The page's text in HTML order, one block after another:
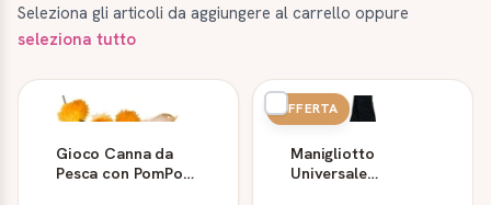
Seleziona gli articoli da aggiungere al carrello oppure
seleziona tutto
Gioco Canna da
Pesca con PomPom
OFFERTA
Manigliotto
Universale